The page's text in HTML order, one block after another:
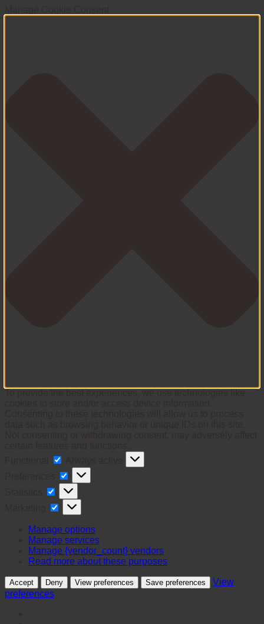
Preferences
Statistics
Marketing
Manage options
Manage services
Manage {vendor_count} vendors
Read more about these purposes
Accept Deny View preferences Save preferences
View
preferences